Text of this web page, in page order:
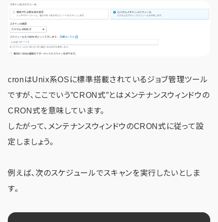
cronはUnix系OSに標準搭載されているジョブ管理ツール
ですが、ここでいう”CRON式”とはメンテナンスウィンドウの
CRON式を意味しています。
したがって、メンテナンスウィンドウのCRON式に従って設
定しましょう。
例えば、次のスケジュールでスキャンを実行したいとしま
す。